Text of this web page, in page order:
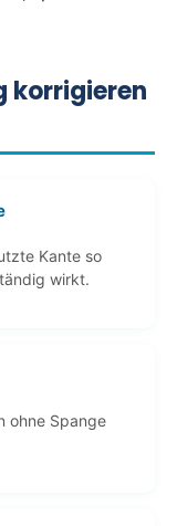
korrigieren
Kante so
wirkt.
ohne Spange